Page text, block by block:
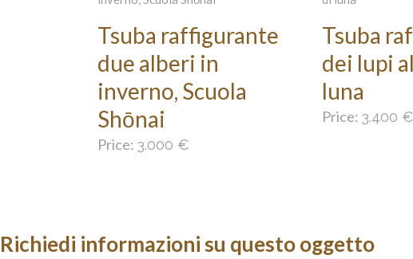
Tsuba raffigurante
due alberi in
inverno, Scuola
Shōnai
Price: 3.000 €
Tsuba
dei lupi
luna
Price: 3.400 €
Richiedi informazioni su questo oggetto